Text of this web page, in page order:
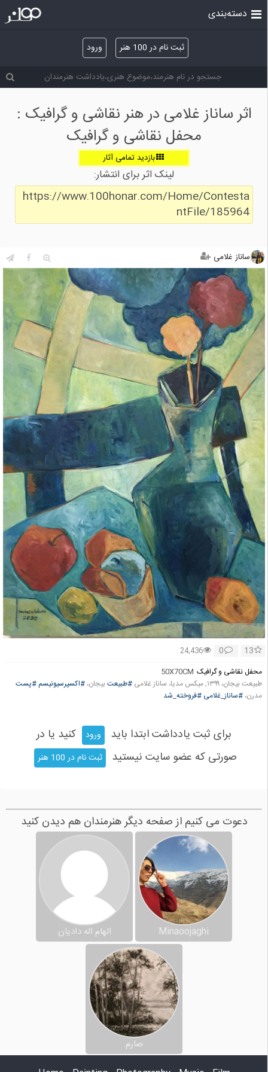
ثبت نام در 100 هنر ورود
دسته‌بندی
اثر ساناز غلامی در هنر نقاشی و گرافیک :
محفل نقاشی و گرافیک
بازدید تمامی آثار
لینک اثر برای انتشار:
https://www.100honar.com/Home/Contesta
ntFile/185964
ساناز غلامی
13
0
24,436
محفل نقاشی و گرافیک 50X70CM
طبیعت بیجان، ۱۳۹۹, میکس مدیا، ساناز غلامی
#طبیعت بیجان، #اکسپرسیونیسم #پست
مدرن، #ساناز_غلامی #فروخته_شد
برای ثبت یادداشت ابتدا باید ورود
کنید یا در
صورتی که عضو سایت نیستید
ثبت نام در 100 هنر
دعوت می کنیم از صفحه دیگر هنرمندان هم دیدن کنید
Minaoojaghi الهام اله دادیان
صارم